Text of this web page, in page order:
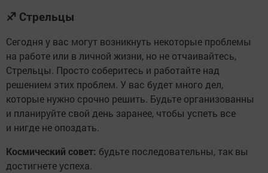
♐ Стрельцы
Сегодня у вас могут возникнуть некоторые проблемы
на работе или в личной жизни, но не отчаивайтесь,
Стрельцы. Просто соберитесь и работайте над
решением этих проблем. У вас будет много дел,
которые нужно срочно решить. Будьте организованны
и планируйте свой день заранее, чтобы успеть все
и нигде не опоздать.
Космический совет: будьте последовательны, так вы
достигнете успеха.